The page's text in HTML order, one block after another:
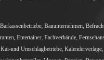
Bauunternehmen,
Entertainer, Fachverbände,
und Umschlagbetriebe,